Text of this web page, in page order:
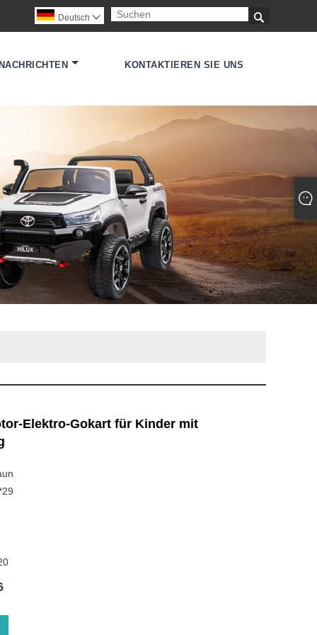

Deutsch 
NACHRICHTEN KONTAKTIEREN SIE UNS
Elektro-Gokart für Kinder mit